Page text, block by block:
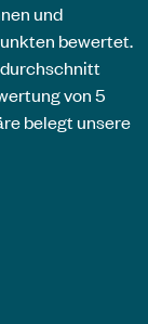
und
bewertet.
von 5
belegt unsere